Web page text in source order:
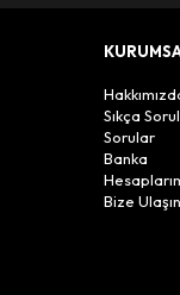
Sıkça
Sorular
Banka
Bize Ulaşın